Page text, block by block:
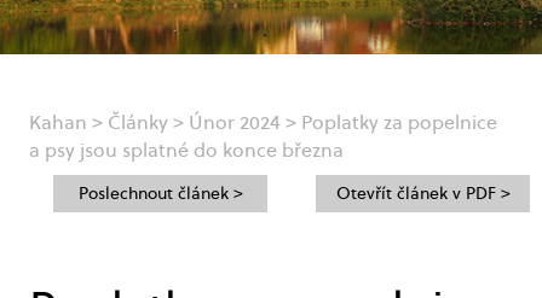
Kahan > Články> Únor 2024 > Poplatky za popelnice
a psy jsou splatné do konce března
Poslechnout článek > Otevřít článek v PDF >